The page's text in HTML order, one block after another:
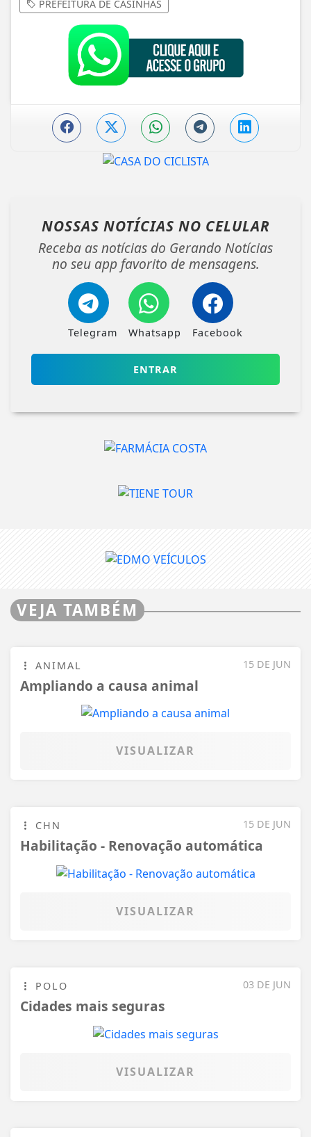
PREFEITURA DE CASINHAS
NOSSAS NOTÍCIAS NO CELULAR
Receba as notícias do Gerando Notícias
no seu app favorito de mensagens.
Telegram Whatsapp Facebook
ENTRAR
VEJA TAMBÉM
15 DE JUN
ANIMAL
Ampliando a causa animal
VISUALIZAR
15 DE JUN
CHN
Habilitação - Renovação automática
VISUALIZAR
03 DE JUN
POLO
Cidades mais seguras
VISUALIZAR